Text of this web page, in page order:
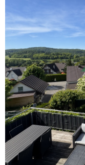
de construction et
les risques auxquels